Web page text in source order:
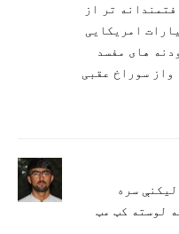
شرافتمندانه تر از
امریکایی
های مفسد
واز سوراخ عقبی
سره
لوسته کټ مټ